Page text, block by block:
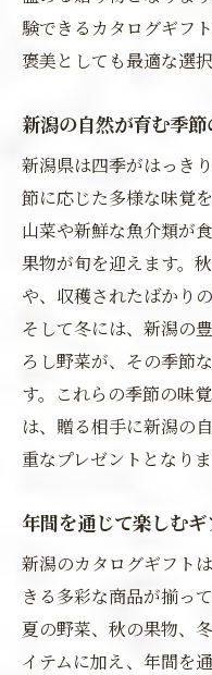
験できるカタログギフ
褒美としても最適な選択
新潟の自然が育む季
新潟県は四季がはっき
節に応じた多様な味覚
山菜や新鮮な魚介類が
果物が旬を迎えます。
や、収穫されたばかり
そして冬には、新潟の
ろし野菜が、その季節
す。これらの季節の味
は、贈る相手に新潟の
重なプレゼントとなりま
年間を通じて楽しむ
新潟のカタログギフト
きる多彩な商品が揃っ
夏の野菜、秋の果物、
イテムに加え、年間を